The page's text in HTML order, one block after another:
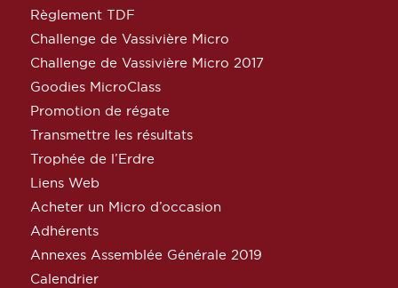
Règlement TDF
Challenge de Vassivière Micro
Challenge de Vassivière Micro 2017
Goodies MicroClass
Promotion de régate
Transmettre les résultats
Trophée de l’Erdre
Liens Web
Acheter un Micro d’occasion
Adhérents
Annexes Assemblée Générale 2019
Calendrier